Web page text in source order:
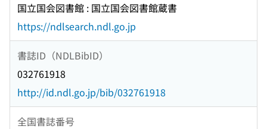
国立国会図書館 : 国立国会図書館蔵書
https://ndlsearch.ndl.go.jp
書誌ID（NDLBibID）
032761918
http://id.ndl.go.jp/bib/032761918
全国書誌番号